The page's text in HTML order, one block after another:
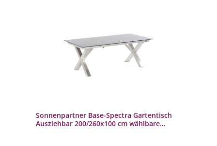
Sonnenpartner Base-Spectra Gartentisch
Ausziehbar 200/260x100 cm wählbare